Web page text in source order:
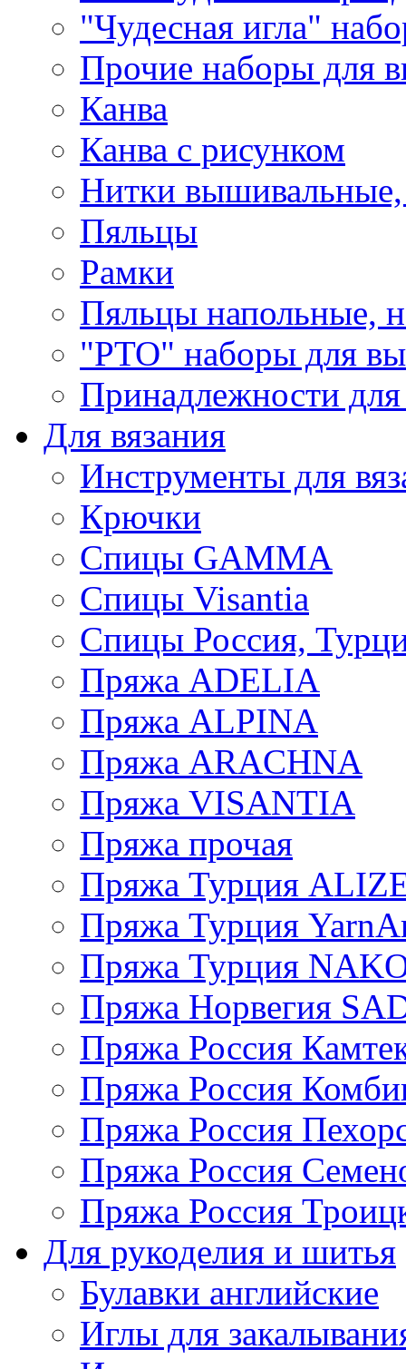
"Чудесная игла"
Прочие наборы для
Канва
Канва с рисунком
Нитки
Пяльцы
Рамки
Пяльцы напольные,
"РТО" наборы для
Принадлежности
Для вязания
Инструменты для
Крючки
Спицы GAMMA
Спицы Visantia
Спицы Россия,
Пряжа ADELIA
Пряжа ALPINA
Пряжа ARACHNA
Пряжа VISANTIA
Пряжа прочая
Пряжа Турция
Пряжа Турция
Пряжа Турция
Пряжа Норвегия
Пряжа Россия
Пряжа Россия
Пряжа Россия
Пряжа Россия
Пряжа Россия
Для рукоделия и шитья
Булавки английские
Иглы для